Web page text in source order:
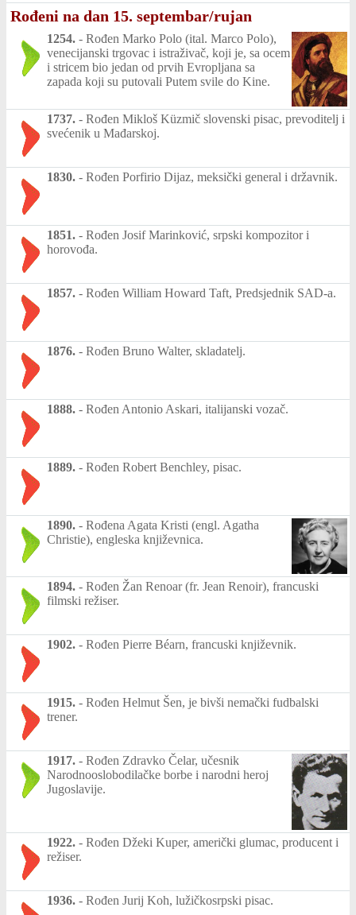
Rođeni na dan 15. septembar/rujan
1254. - Rođen Marko Polo (ital. Marco Polo),
venecijanski trgovac i istraživač, koji je, sa ocem
i stricem bio jedan od prvih Evropljana sa
zapada koji su putovali Putem svile do Kine.
1737. - Rođen Mikloš Küzmič slovenski pisac, prevoditelj i
svećenik u Mađarskoj.
1830. - Rođen Porfirio Dijaz, meksički general i državnik.
1851. - Rođen Josif Marinković, srpski kompozitor i
horovođa.
1857. - Rođen William Howard Taft, Predsjednik SAD-a.
1876. - Rođen Bruno Walter, skladatelj.
1888. - Rođen Antonio Askari, italijanski vozač.
1889. - Rođen Robert Benchley, pisac.
1890. - Rođena Agata Kristi (engl. Agatha
Christie), engleska književnica.
1894. - Rođen Žan Renoar (fr. Jean Renoir), francuski
filmski režiser.
1902. - Rođen Pierre Béarn, francuski književnik.
1915. - Rođen Helmut Šen, je bivši nemački fudbalski
trener.
1917. - Rođen Zdravko Čelar, učesnik
Narodnooslobodilačke borbe i narodni heroj
Jugoslavije.
1922. - Rođen Džeki Kuper, američki glumac, producent i
režiser.
1936. - Rođen Jurij Koh, lužičkosrpski pisac.